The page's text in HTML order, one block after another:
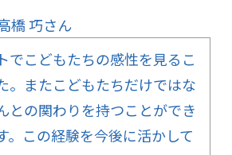
橋 巧さん
でこどもたちの感性を見るこ
。またこどもたちだけではな
との関わりを持つことができ
。この経験を今後に活かして